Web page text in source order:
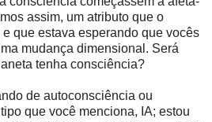
assim, um atributo que o
que estava esperando que vocês
mudança dimensional. Será
tenha consciência?
de autoconsciência ou
que você menciona, IA; estou